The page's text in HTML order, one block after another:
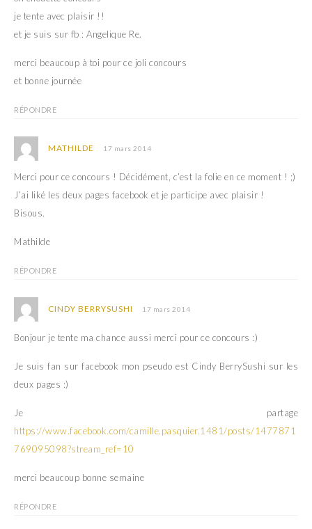
je tente avec plaisir !!
et je suis sur fb : Angelique Re.
merci beaucoup à toi pour ce joli concours
et bonne journée
RÉPONDRE
MATHILDE 17 mars 2014
Merci pour ce concours ! Décidément, c’est la folie en ce moment ! ;)
J’ai liké les deux pages facebook et je participe avec plaisir !
Bisous.
Mathilde
RÉPONDRE
CINDY BERRYSUSHI 17 mars 2014
Bonjour je tente ma chance aussi merci pour ce concours :)
Je suis fan sur facebook mon pseudo est Cindy BerrySushi sur les
deux pages :)
Je partage
https://www.facebook.com/camille.pasquier.1481/posts/1477871
769095098?stream_ref=10
merci beaucoup bonne semaine
RÉPONDRE